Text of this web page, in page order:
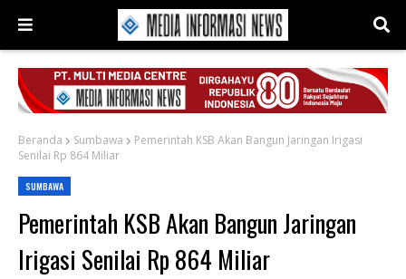
Beranda Sumbawa
Pemerintah KSB Akan Bangun Jaringan Irigasi
Senilai Rp 864 Miliar
SUMBAWA
Pemerintah KSB Akan Bangun Jaringan
Irigasi Senilai Rp 864 Miliar